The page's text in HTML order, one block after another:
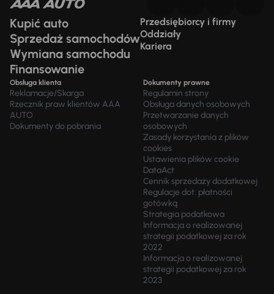
Kupić auto
Sprzedaż samochodów
Wymiana samochodu
Finansowanie
Przedsiębiorcy i firmy
Oddziały
Kariera
Obsługa klienta
Reklamacje/Skarga
Rzecznik praw klientów AAA
AUTO
Dokumenty do pobrania
Dokumenty prawne
Regulamin strony
Obsługa danych osobowych
Przetwarzanie danych
osobowych
Zasady korzystania z plików
cookies
Ustawienia plików cookie
DataAct
Cennik sprzedaży dodatkowej
Regulacje dot. płatności
gotówką
Strategia podatkowa
Informacja o realizowanej
strategii podatkowej za rok
2022
Informacja o realizowanej
strategii podatkowej za rok
2023